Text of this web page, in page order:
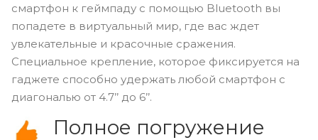
смартфон к геймпаду с помощью Bluetooth вы
попадете в виртуальный мир, где вас ждет
увлекательные и красочные сражения.
Специальное крепление, которое фиксируется на
гаджете способно удержать любой смартфон с
диагональю от 4.7’’ до 6’’.
Полное погружение